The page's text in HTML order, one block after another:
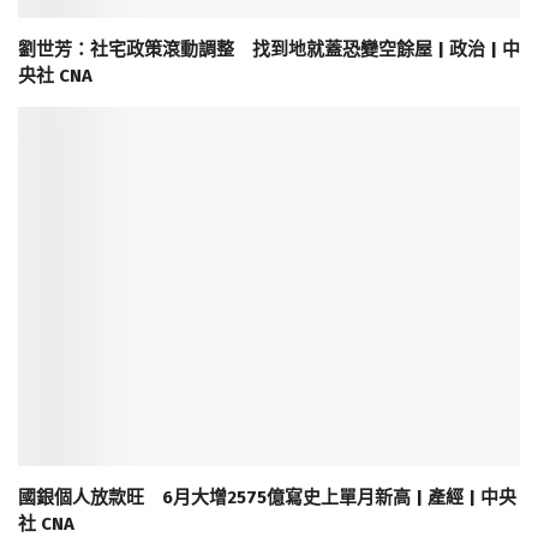
劉世芳：社宅政策滾動調整 找到地就蓋恐變空餘屋 | 政治 | 中
央社 CNA
國銀個人放款旺 6月大增2575億寫史上單月新高 | 產經 | 中央
社 CNA